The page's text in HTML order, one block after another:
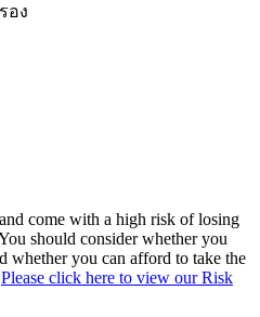
อง
come with a high risk of losing
should consider whether you
whether you can afford to take the
Please click here to view our Risk